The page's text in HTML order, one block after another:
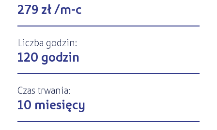
Kursy stacjonarne
Kariera
s
279 zł /m-c
Liczba godzin:
120 godzin
Czas trwania:
10 miesięcy